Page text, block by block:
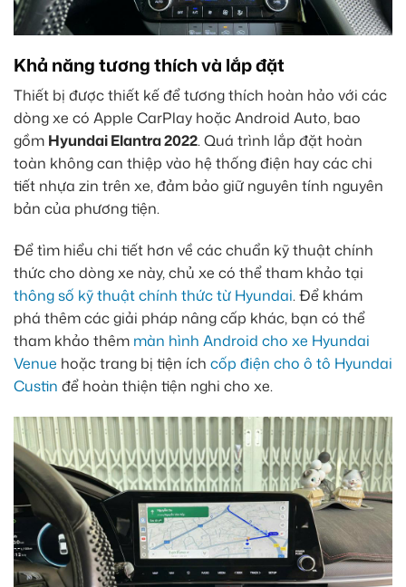
Khả năng tương thích và lắp đặt
Thiết bị được thiết kế để tương thích hoàn hảo với các
dòng xe có Apple CarPlay hoặc Android Auto, bao
gồm Hyundai Elantra 2022. Quá trình lắp đặt hoàn
toàn không can thiệp vào hệ thống điện hay các chi
tiết nhựa zin trên xe, đảm bảo giữ nguyên tính nguyên
bản của phương tiện.
Để tìm hiểu chi tiết hơn về các chuẩn kỹ thuật chính
thức cho dòng xe này, chủ xe có thể tham khảo tại
thông số kỹ thuật chính thức từ Hyundai. Để khám
phá thêm các giải pháp nâng cấp khác, bạn có thể
tham khảo thêm màn hình Android cho xe Hyundai
Venue hoặc trang bị tiện ích cốp điện cho ô tô Hyundai
Custin để hoàn thiện tiện nghi cho xe.